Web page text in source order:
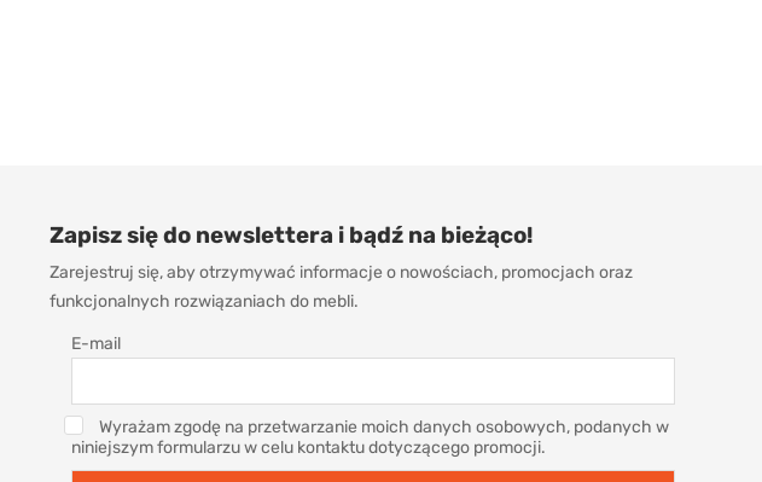
Zapisz się do newslettera i bądź na bieżąco!
Zarejestruj się, aby otrzymywać informacje o nowościach, promocjach oraz
funkcjonalnych rozwiązaniach do mebli.
E-mail
Wyrażam zgodę na przetwarzanie moich danych osobowych, podanych w
niniejszym formularzu w celu kontaktu dotyczącego promocji.